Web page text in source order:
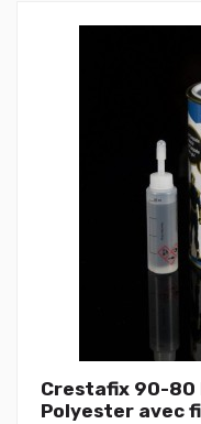
Crestafix 90-80
Polyester avec